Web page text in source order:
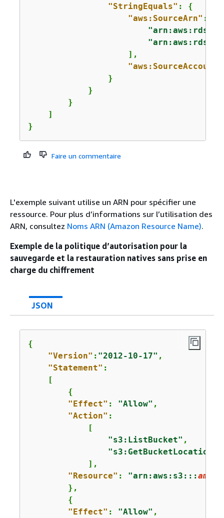
"StringEquals" : {
"aws:SourceArn" : [
"arn:aws:rds:
"arn:aws:rds:
                    ],
"aws:SourceAccount"
                }
            }
        }
    ]
}
Faire un commentaire
L'exemple suivant utilise un ARN pour spécifier une
ressource. Pour plus d’informations sur l’utilisation des
ARN, consultez Noms ARN (Amazon Resource Name).
Exemple de la politique d’autorisation pour la
sauvegarde et la restauration natives sans prise en
charge du chiffrement
JSON
{
"Version" : "2012-10-17" ,
"Statement" :
    [
{
"Effect" : "Allow" ,
"Action" :
            [
"s3:ListBucket" ,
"s3:GetBucketLocation"
            ],
"Resource" : "arn:aws:s3:::
        },
{
"Effect" : "Allow" ,